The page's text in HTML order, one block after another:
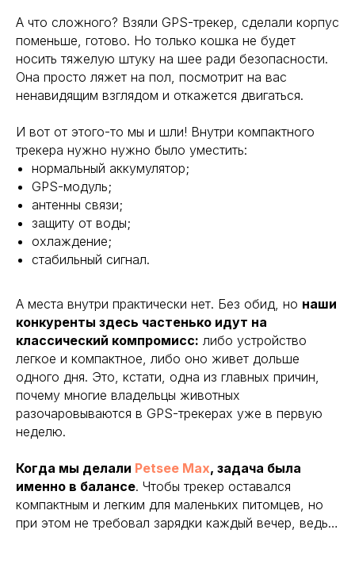
А что сложного? Взяли GPS-трекер, сделали корпус
поменьше, готово. Но только кошка не будет
носить тяжелую штуку на шее ради безопасности.
Она просто ляжет на пол, посмотрит на вас
ненавидящим взглядом и откажется двигаться.
И вот от этого-то мы и шли! Внутри компактного
трекера нужно нужно было уместить:
нормальный аккумулятор;
GPS-модуль;
антенны связи;
защиту от воды;
охлаждение;
стабильный сигнал.
А места внутри практически нет. Без обид, но наши
конкуренты здесь частенько идут на
классический компромисс: либо устройство
легкое и компактное, либо оно живет дольше
одного дня. Это, кстати, одна из главных причин,
почему многие владельцы животных
разочаровываются в GPS-трекерах уже в первую
неделю.
Когда мы делали Petsee Max, задача была
именно в балансе. Чтобы трекер оставался
компактным и легким для маленьких питомцев, но
при этом не требовал зарядки каждый вечер, ведь…